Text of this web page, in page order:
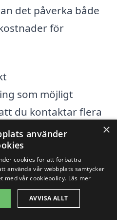
det påverka både
för
som möjligt
du kontaktar flera
sig på
Karl. Genom att
aktörer kan du
som erbjuds.
över marknaden
×
använder
cookies för att förbättra
använda vår webbplats samtycker
med vår cookiepolicy. Läs mer
AVVISA ALLT